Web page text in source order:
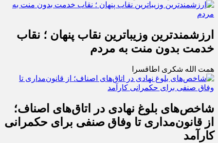
ارزشمندترین وزیباترین نقاب پنهان ؛ نقاب
خدمت بدون منت به مردم
همت الله شکری اطاقسرا
شاخص‌های بلوغ نهادی در اتاق‌های اصناف؛
از قانون‌مداری تا وفاق صنفی برای حکمرانی
کارآمد